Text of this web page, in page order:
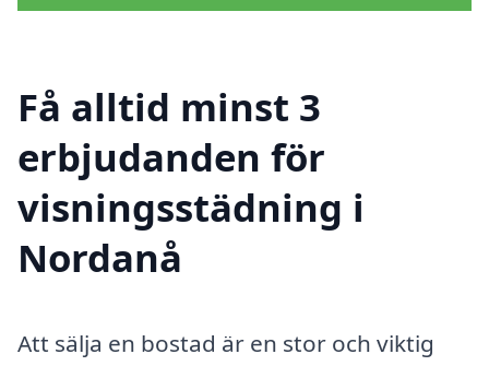
Få alltid minst 3
erbjudanden för
visningsstädning i
Nordanå
Att sälja en bostad är en stor och viktig